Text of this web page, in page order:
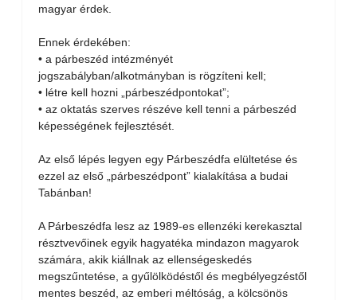
magyar érdek.
Ennek érdekében:
• a párbeszéd intézményét
jogszabályban/alkotmányban is rögzíteni kell;
• létre kell hozni „párbeszédpontokat”;
• az oktatás szerves részéve kell tenni a párbeszéd
képességének fejlesztését.
Az első lépés legyen egy Párbeszédfa elültetése és
ezzel az első „párbeszédpont” kialakítása a budai
Tabánban!
A Párbeszédfa lesz az 1989-es ellenzéki kerekasztal
résztvevőinek egyik hagyatéka mindazon magyarok
számára, akik kiállnak az ellenségeskedés
megszűntetése, a gyűlölködéstől és megbélyegzéstől
mentes beszéd, az emberi méltóság, a kölcsönös